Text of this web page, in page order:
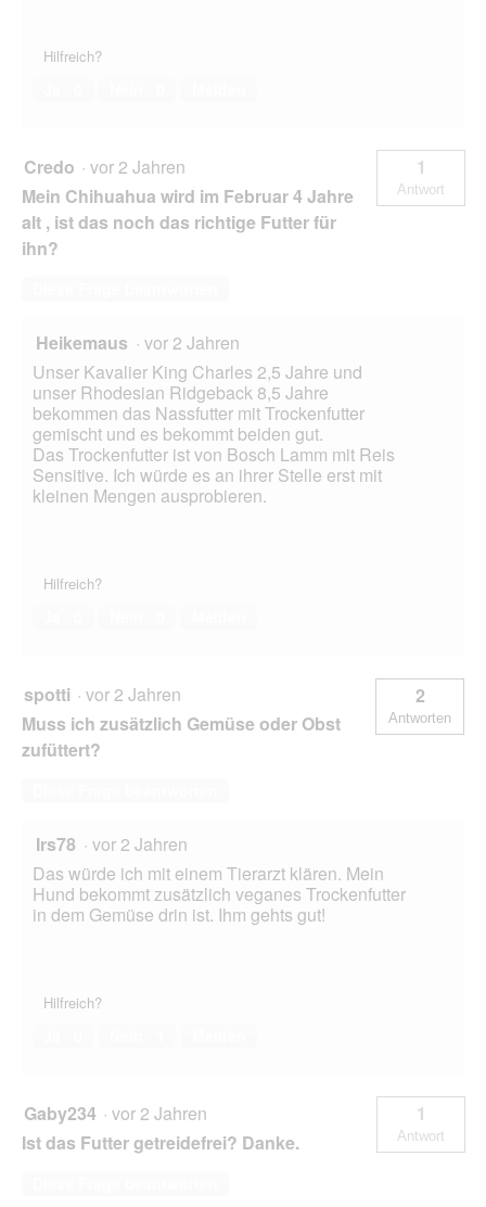
Hilfreich?
Credo · vor 2 Jahren
Mein Chihuahua wird im Februar 4 Jahre
alt , ist das noch das richtige Futter für
ihn?
1
Antwort
Heikemaus · vor 2 Jahren
Unser Kavalier King Charles 2,5 Jahre und
unser Rhodesian Ridgeback 8,5 Jahre
bekommen das Nassfutter mit Trockenfutter
gemischt und es bekommt beiden gut.
Das Trockenfutter ist von Bosch Lamm mit Reis
Sensitive. Ich würde es an ihrer Stelle erst mit
kleinen Mengen ausprobieren.
Hilfreich?
spotti · vor 2 Jahren
Muss ich zusätzlich Gemüse oder Obst
zufüttert?
2
Antworten
Irs78 · vor 2 Jahren
Das würde ich mit einem Tierarzt klären. Mein
Hund bekommt zusätzlich veganes Trockenfutter
in dem Gemüse drin ist. Ihm gehts gut!
Hilfreich?
Gaby234 · vor 2 Jahren
Ist das Futter getreidefrei? Danke.
1
Antwort